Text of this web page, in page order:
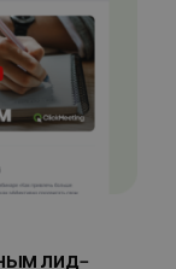
лид-